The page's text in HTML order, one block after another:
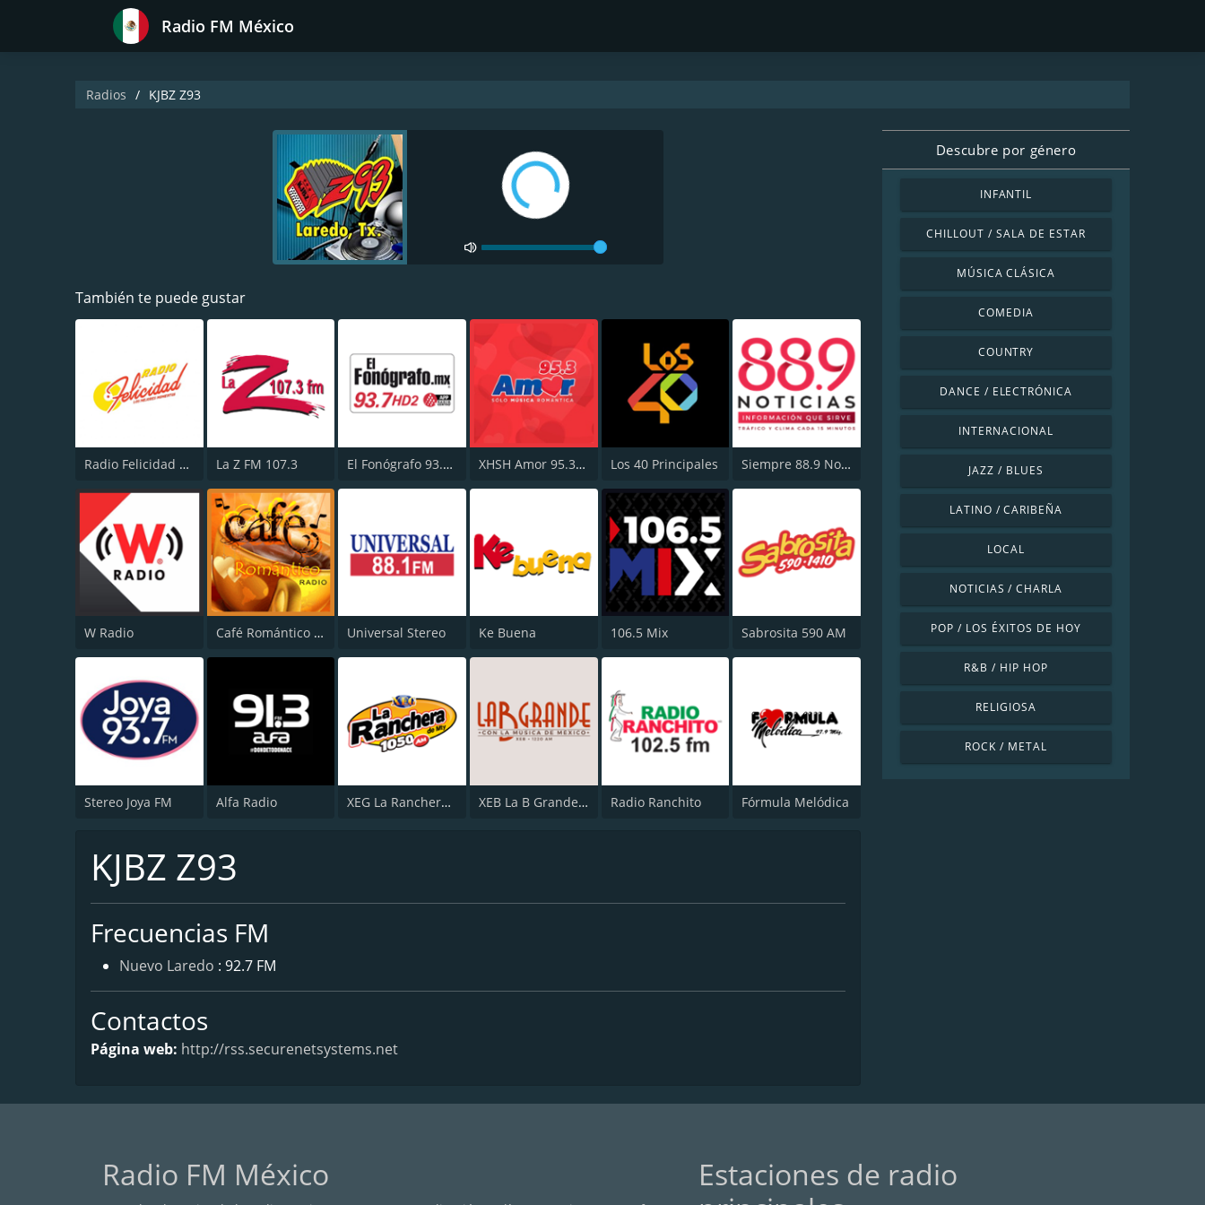
Radio FM México
Radios KJBZ Z93
También te puede gustar
Radio Felicidad 1180 AM La Z FM 107.3 El Fonógrafo 93.7 FM HD2 XHSH Amor 95.3 FM Los 40 Principales Siempre 88.9 Noticias
W Radio Café Romántico Radio Universal Stereo Ke Buena 106.5 Mix Sabrosita 590 AM
Stereo Joya FM Alfa Radio XEG La Ranchera de Monterrey XEB La B Grande 1220 AM Radio Ranchito Fórmula Melódica
KJBZ Z93
Frecuencias FM
Nuevo Laredo : 92.7 FM
Contactos
Página web: http://rss.securenetsystems.net
Descubre por género
INFANTIL
CHILLOUT / SALA DE ESTAR
MÚSICA CLÁSICA
COMEDIA
COUNTRY
DANCE / ELECTRÓNICA
INTERNACIONAL
JAZZ / BLUES
LATINO / CARIBEÑA
LOCAL
NOTICIAS / CHARLA
POP / LOS ÉXITOS DE HOY
R&B / HIP HOP
RELIGIOSA
ROCK / METAL
Radio FM México
Estaciones de radio